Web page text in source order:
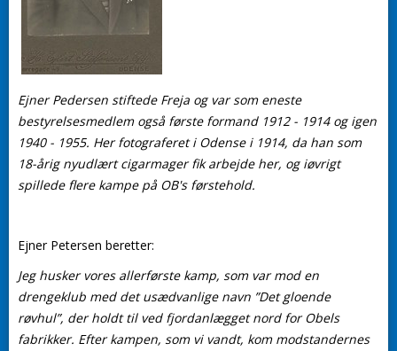
Ejner Pedersen stiftede Freja og var som eneste
bestyrelsesmedlem også første formand 1912 - 1914 og igen
1940 - 1955. Her fotograferet i Odense i 1914, da han som
18-årig nyudlært cigarmager fik arbejde her, og iøvrigt
spillede flere kampe på OB's førstehold.
Ejner Petersen beretter:
Jeg husker vores allerførste kamp, som var mod en
drengeklub med det usædvanlige navn ”Det gloende
røvhul”, der holdt til ved fjordanlægget nord for Obels
fabrikker. Efter kampen, som vi vandt, kom modstandernes